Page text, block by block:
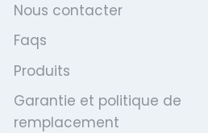
Nous contacter
Faqs
Produits
Garantie et politique de
remplacement